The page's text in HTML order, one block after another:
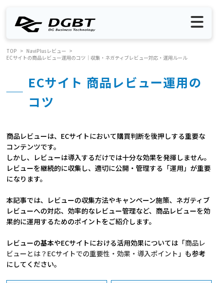
TOP
NaviPlusレビュー
ECサイトの商品レビュー運用のコツ｜収集・ネガティブレビュー対応・運用ルール
ECサイト 商品レビュー運用の
コツ
商品レビューは、ECサイトにおいて購買判断を後押しする重要な
コンテンツです。
しかし、レビューは導入するだけでは十分な効果を発揮しません。
レビューを継続的に収集し、適切に公開・管理する「運用」が重要
になります。
本記事では、レビューの収集方法やキャンペーン施策、ネガティブ
レビューへの対応、効率的なレビュー管理など、商品レビューを効
果的に運用するためのポイントをご紹介します。
レビューの基本やECサイトにおける活用効果については「商品レ
ビューとは？ECサイトでの重要性・効果・導入ポイント」も参考
にしてください。